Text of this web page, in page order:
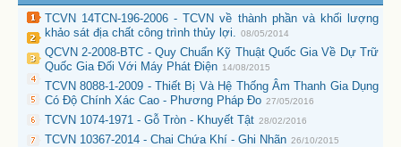
TCVN 14TCN-196-2006 - TCVN về thành phần và khối lượng
khảo sát địa chất công trình thủy lợi.
08/05/2014
QCVN 2-2008-BTC - Quy Chuẩn Kỹ Thuật Quốc Gia Về Dự Trữ
Quốc Gia Đối Với Máy Phát Điện 14/08/2015
TCVN 8088-1-2009 - Thiết Bị Và Hệ Thống Âm Thanh Gia Dụng
Có Độ Chính Xác Cao - Phương Pháp Đo 27/05/2016
TCVN 1074-1971 - Gỗ Tròn - Khuyết Tật 28/02/2016
TCVN 10367-2014 - Chai Chứa Khí - Ghi Nhãn 26/10/2015